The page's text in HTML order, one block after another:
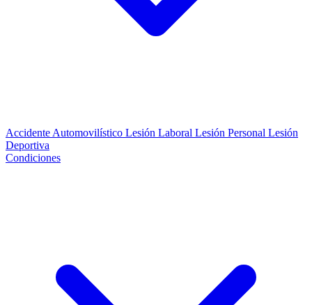
Accidente Automovilístico Lesión Laboral Lesión Personal Lesión
Deportiva
Condiciones